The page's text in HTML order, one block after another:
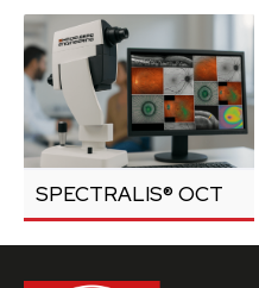
SPECTRALIS® OCT